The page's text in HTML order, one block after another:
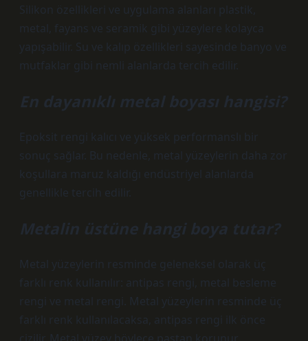
Silikon özellikleri ve uygulama alanları plastik,
metal, fayans ve seramik gibi yüzeylere kolayca
yapışabilir. Su ve kalıp özellikleri sayesinde banyo ve
mutfaklar gibi nemli alanlarda tercih edilir.
En dayanıklı metal boyası hangisi?
Epoksit rengi kalıcı ve yüksek performanslı bir
sonuç sağlar. Bu nedenle, metal yüzeylerin daha zor
koşullara maruz kaldığı endüstriyel alanlarda
genellikle tercih edilir.
Metalin üstüne hangi boya tutar?
Metal yüzeylerin resminde geleneksel olarak üç
farklı renk kullanılır: antipas rengi, metal besleme
rengi ve metal rengi. Metal yüzeylerin resminde üç
farklı renk kullanılacaksa, antipas rengi ilk önce